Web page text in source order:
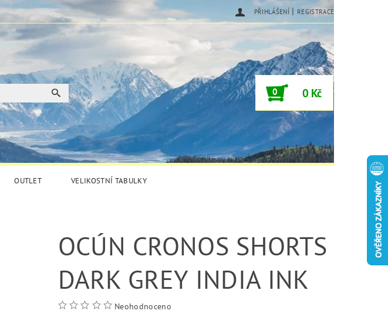
PŘIHLÁŠENÍ | REGISTRACE
0 0 Kč
OUTLET VELIKOSTNÍ TABULKY
OCÚN CRONOS SHORTS
DARK GREY INDIA INK
Neohodnoceno